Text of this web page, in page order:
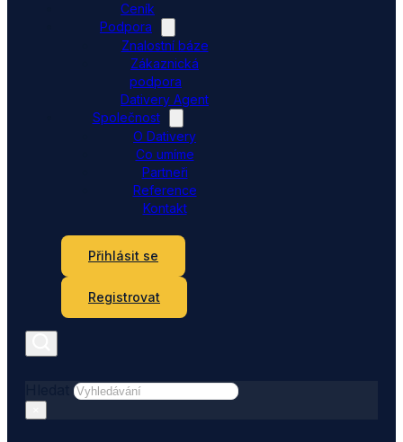
Ceník
Podpora
Znalostní báze
Zákaznická
podpora
Dativery Agent
Společnost
O Dativery
Co umíme
Partneři
Reference
Kontakt
Přihlásit se
Registrovat